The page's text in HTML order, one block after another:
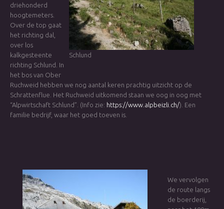
Schlund
driehonderd
hoogtemeters.
Over de top gaat
het richting dal,
over los
kalkgesteente
richting Schlund. In
het bos van Ober
Ruchweid hebben we nog aantal keren prachtig uitzicht op de
Schrattenflue. Het Ruchweid uitkomend staan we oog in oog met
“Alpwirtschaft Schlund”. (Info zie: https://www.alpbeizli.ch/). Een
familie bedrijf, waar het goed toeven is.
We vervolgen
de route langs
de boerderij,